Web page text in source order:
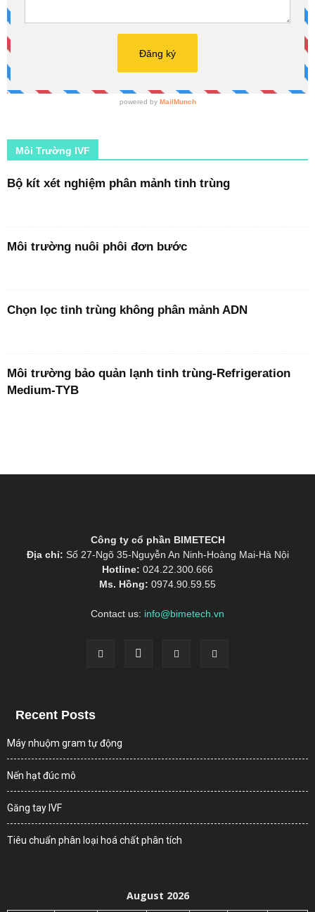
Môi Trường IVF
Bộ kít xét nghiệm phân mảnh tinh trùng
Môi trường nuôi phôi đơn bước
Chọn lọc tinh trùng không phân mảnh ADN
Môi trường bảo quản lạnh tinh trùng-Refrigeration
Medium-TYB
Công ty cổ phần BIMETECH
Địa chỉ: Số 27-Ngõ 35-Nguyễn An Ninh-Hoàng Mai-Hà Nội
Hotline: 024.22.300.666
Ms. Hồng: 0974.90.59.55
Contact us: info@bimetech.vn
Recent Posts
Máy nhuộm gram tự động
Nến hạt đúc mô
Găng tay IVF
Tiêu chuẩn phân loại hoá chất phân tích
August 2026